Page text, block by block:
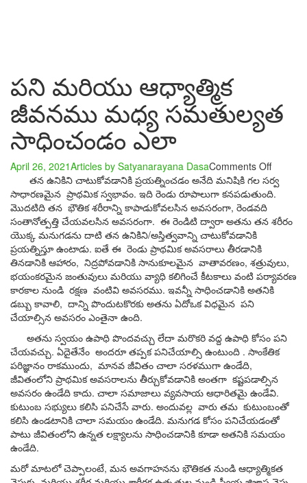
పని మరియు ఆధ్యాత్మిక
జీవనము మధ్య సమతుల్యత
సాధించండం ఎలా
April 26, 2021Articles by Satyanarayana DasaComments Offon
పని
మరియు
జీవనము
ఎలా
తన ఉనికిని చాటుకోవడానికి ప్రయత్నించడం అనేది మనిషికి గల సర్వ
సాధారణమైన ప్రాథమిక స్వభావం. ఇది రెండు రూపాలుగా కనపడుతుంది.
మొదటిది తన భౌతిక శరీరాన్ని కాపాడుకోవలసిన అవసరంగా, రెండవది
సంతానోత్పత్తి చేయవలసిన అవసరంగా. ఈ రెండిటి ద్వారా అతను తన శరీరం
యొక్క మనుగడను దాటి తన ఉనికిని/అస్తిత్వవాన్ని చాటుకోవడానికి
ప్రయత్నిస్తూ ఉంటాడు. ఐతే ఈ రెండు ప్రాథమిక అవసరాలు తీరడానికి
తినడానికి ఆహారం, నిద్రపోవడానికి సానుకూలమైన వాతావరణం, శత్రువులు,
భయంకరమైన జంతువులు మరియు వ్యాధి కలిగించే కీటకాలు వంటి పర్యావరణ
కారకాల నుండి రక్షణ వంటివి అవసరము. ఇవన్నీ సాధించడానికి అతనికి
డబ్బు కావాలి, దాన్ని పొందుటకొరకు అతను ఏదోఒక విధమైన పని
చేయాల్సిన అవసరం ఎంతైనా ఉంది.
అతను స్వయం ఉపాధి పొందవచ్చు లేదా మరొకరి వద్ద ఉపాధి కోసం పని
చేయవచ్చు. ఏదైతేనేం అందరూ తప్పక పనిచేయాల్సి ఉంటుంది . సాంకేతిక
పరిజ్ఞానం రాకముందు, మానవ జీవితం చాలా సరళముగా ఉండేది,
జీవితంలోని ప్రాథమిక అవసరాలను తీర్చుకోవడానికి అంతగా కష్టపడాల్సిన
అవసరం ఉండేది కాదు. చాలా సమాజాలు వ్యవసాయ ఆధారితమై ఉండేవి.
కుటుంబ సభ్యులు కలిసి పనిచేసే వారు. అందువల్ల వారు తమ కుటుంబంతో
కలిసి ఉండటానికి చాలా సమయం ఉండేది. మనుగడ కోసం పనిచేయడంతో
పాటు జీవితంలోని ఉన్నత లక్ష్యాలను సాధించడానికి కూడా అతనికి సమయం
ఉండేది.
మరో మాటలో చెప్పాలంటే, మన అవగాహనను భౌతికత నుండి ఆధ్యాత్మికత